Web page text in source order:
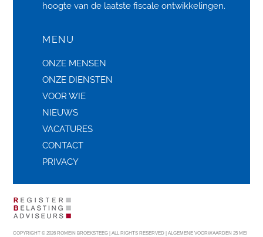
hoogte van de laatste fiscale ontwikkelingen.
MENU
ONZE MENSEN
ONZE DIENSTEN
VOOR WIE
NIEUWS
VACATURES
CONTACT
PRIVACY
COPYRIGHT © 2026 ROMEIN BROEKSTEEG | ALL RIGHTS RESERVED |ALGEMENE VOORWAARDEN 25 MEI